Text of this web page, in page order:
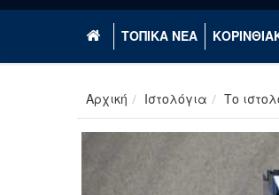
ΤΟΠΙΚΑ ΝΕΑ
Αρχική Ιστολόγια Το